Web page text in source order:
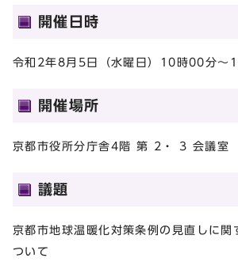
開催日時
令和2年8月5日（水曜日）10時00分～
開催場所
京都市役所分庁舎4階 第 2・ 3 会議室
議題
京都市地球温暖化対策条例の見直しに関
ついて